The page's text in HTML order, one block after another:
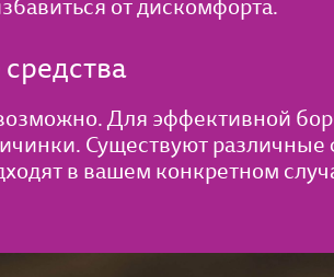
от дискомфорта.
Для эффективной
Существуют
в вашем конкретном